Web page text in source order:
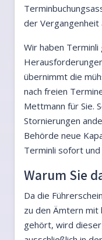
der Vergangenheit
Wir haben
übernimmt die
nach freien
Mettmann für Sie.
Stornierungen
Behörde neue
Terminli sofort und
Warum Sie
Da die
zu den Ämtern
gehört, wird